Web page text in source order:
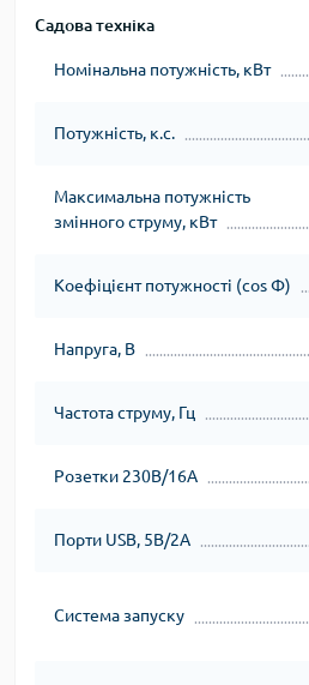
Садова техніка
Номінальна потужність, кВт
Потужність, к.с.
Максимальна потужність
змінного струму, кВт
Коефіцієнт потужності (cos Φ)
Напруга, В
Частота струму, Гц
Розетки 230В/16А
Порти USB, 5В/2А
Система запуску